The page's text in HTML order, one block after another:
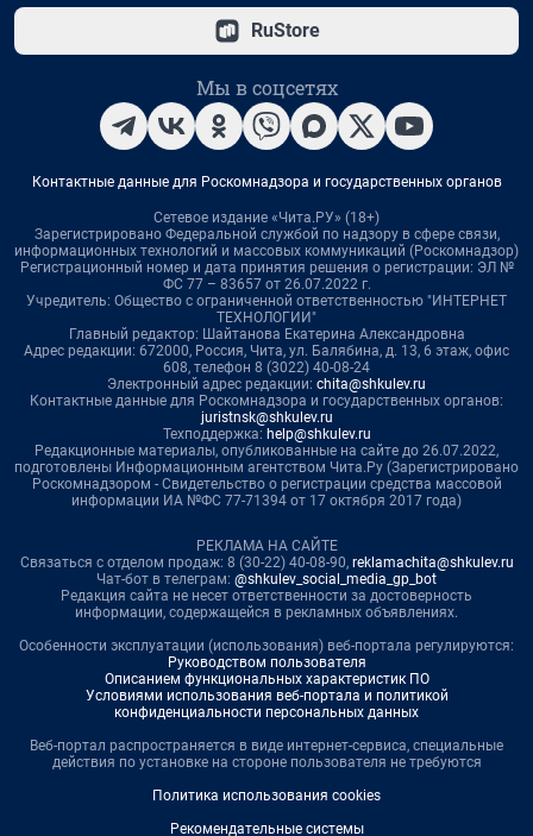
RuStore
Мы в соцсетях
Контактные данные для Роскомнадзора и государственных органов
Сетевое издание «Чита.РУ» (18+)
Зарегистрировано Федеральной службой по надзору в сфере связи,
информационных технологий и массовых коммуникаций (Роскомнадзор)
Регистрационный номер и дата принятия решения о регистрации: ЭЛ №
ФС 77 – 83657 от 26.07.2022 г.
Учредитель: Общество с ограниченной ответственностью "ИНТЕРНЕТ
ТЕХНОЛОГИИ"
Главный редактор: Шайтанова Екатерина Александровна
Адрес редакции: 672000, Россия, Чита, ул. Балябина, д. 13, 6 этаж, офис
608, телефон 8 (3022) 40-08-24
Электронный адрес редакции: chita@shkulev.ru
Контактные данные для Роскомнадзора и государственных органов:
juristnsk@shkulev.ru
Техподдержка: help@shkulev.ru
Редакционные материалы, опубликованные на сайте до 26.07.2022,
подготовлены Информационным агентством Чита.Ру (Зарегистрировано
Роскомнадзором - Свидетельство о регистрации средства массовой
информации ИА №ФС 77-71394 от 17 октября 2017 года)
РЕКЛАМА НА САЙТЕ
Связаться с отделом продаж: 8 (30-22) 40-08-90, reklamachita@shkulev.ru
Чат-бот в телеграм: @shkulev_social_media_gp_bot
Редакция сайта не несет ответственности за достоверность
информации, содержащейся в рекламных объявлениях.
Особенности эксплуатации (использования) веб-портала регулируются:
Руководством пользователя
Описанием функциональных характеристик ПО
Условиями использования веб-портала и политикой
конфиденциальности персональных данных
Веб-портал распространяется в виде интернет-сервиса, специальные
действия по установке на стороне пользователя не требуются
Политика использования cookies
Рекомендательные системы